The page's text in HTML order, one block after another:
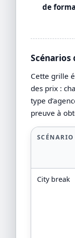
de
Cette grille
des prix :
type
preuve à
SCÉNARIO
City break